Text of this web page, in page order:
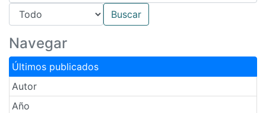
Navegar
Últimos publicados
Autor
Año